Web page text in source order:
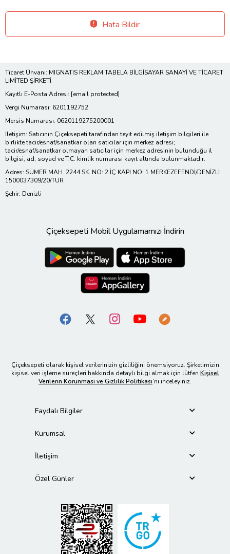
Hata Bildir
Ticaret Ünvanı: MIGNATIS REKLAM TABELA BİLGİSAYAR SANAYİ VE TİCARET
LİMİTED ŞİRKETİ
Kayıtlı E-Posta Adresi: [email protected]
Vergi Numarası: 6201192752
Mersis Numarası: 0620119275200001
İletişim: Satıcının Çiçeksepeti tarafından teyit edilmiş iletişim bilgileri ile
birlikte tacir/esnaf/sanatkar olan satıcılar için merkez adresi;
tacir/esnaf/sanatkar olmayan satıcılar için merkez adresinin bulunduğu il
bilgisi, ad, soyad ve T.C. kimlik numarası kayıt altında bulunmaktadır.
Adres: SÜMER MAH. 2244 SK. NO: 2 İÇ KAPI NO: 1 MERKEZEFENDİ/DENİZLİ
1500037309/20/TUR
Şehir: Denizli
Çiçeksepeti Mobil Uygulamamızı İndirin
Çiçeksepeti olarak kişisel verilerinizin gizliliğini önemsiyoruz. Şirketimizin
kişisel veri işleme süreçleri hakkında detaylı bilgi almak için lütfen Kişisel
Verilerin Korunması ve Gizlilik Politikası’nı inceleyiniz.
Faydalı Bilgiler
Kurumsal
İletişim
Özel Günler